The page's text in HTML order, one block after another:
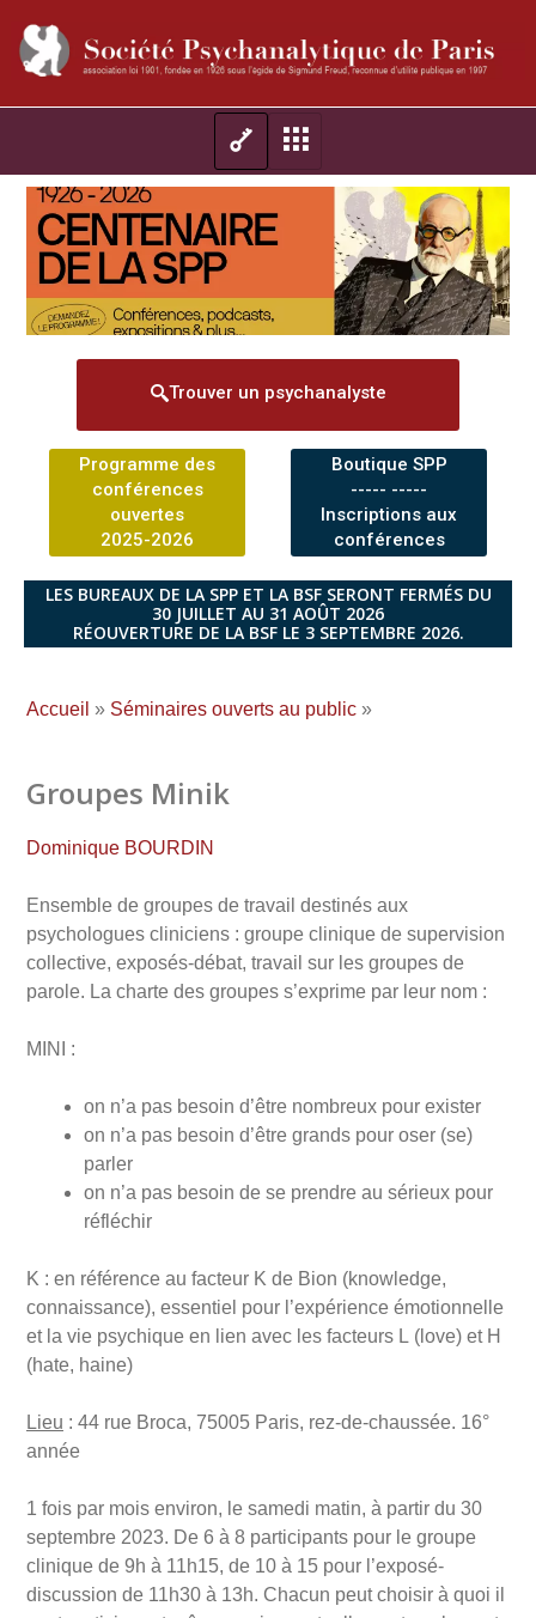
Trouver un psychanalyste
Programme des
conférences
ouvertes
2025-2026
Boutique SPP
----- -----
Inscriptions aux
conférences
LES BUREAUX DE LA SPP ET LA BSF SERONT FERMÉS DU
30 JUILLET AU 31 AOÛT 2026
RÉOUVERTURE DE LA BSF LE 3 SEPTEMBRE 2026.
Accueil » Séminaires ouverts au public »
Groupes Minik
Dominique BOURDIN
Ensemble de groupes de travail destinés aux
psychologues cliniciens : groupe clinique de supervision
collective, exposés-débat, travail sur les groupes de
parole. La charte des groupes s’exprime par leur nom :
MINI :
on n’a pas besoin d’être nombreux pour exister
on n’a pas besoin d’être grands pour oser (se)
parler
on n’a pas besoin de se prendre au sérieux pour
réfléchir
K : en référence au facteur K de Bion (knowledge,
connaissance), essentiel pour l’expérience émotionnelle
et la vie psychique en lien avec les facteurs L (love) et H
(hate, haine)
Lieu : 44 rue Broca, 75005 Paris, rez-de-chaussée. 16°
année
1 fois par mois environ, le samedi matin, à partir du 30
septembre 2023. De 6 à 8 participants pour le groupe
clinique de 9h à 11h15, de 10 à 15 pour l’exposé-
discussion de 11h30 à 13h. Chacun peut choisir à quoi il